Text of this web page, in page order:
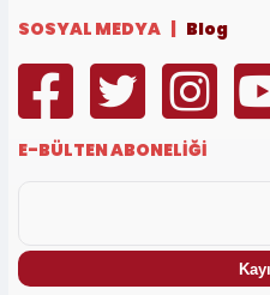
SOSYAL MEDYA | Blog
E-BÜLTEN ABONELİĞİ